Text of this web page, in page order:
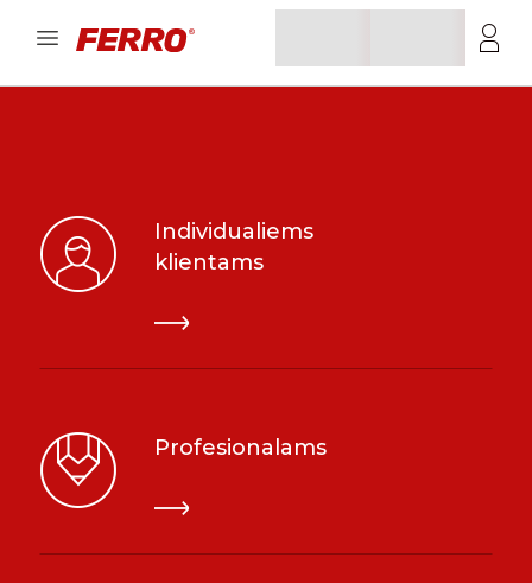
Individualiems
klientams
Profesionalams